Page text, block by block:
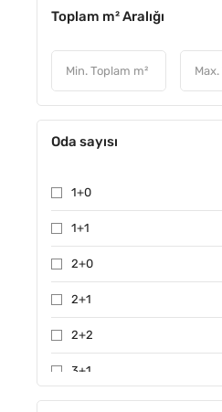
Toplam m² Aralığı
Oda sayısı
1+0
1+1
2+0
2+1
2+2
3+1